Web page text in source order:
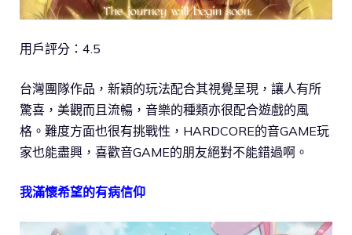
用戶評分：4.5
台灣團隊作品，新穎的玩法配合其視覺呈現，讓人有所
驚喜，美觀而且流暢，音樂的種類亦很配合遊戲的風
格。難度方面也很有挑戰性，HARDCORE的音GAME玩
家也能盡興，喜歡音GAME的朋友絕對不能錯過啊。
我滿懷希望的有病信仰